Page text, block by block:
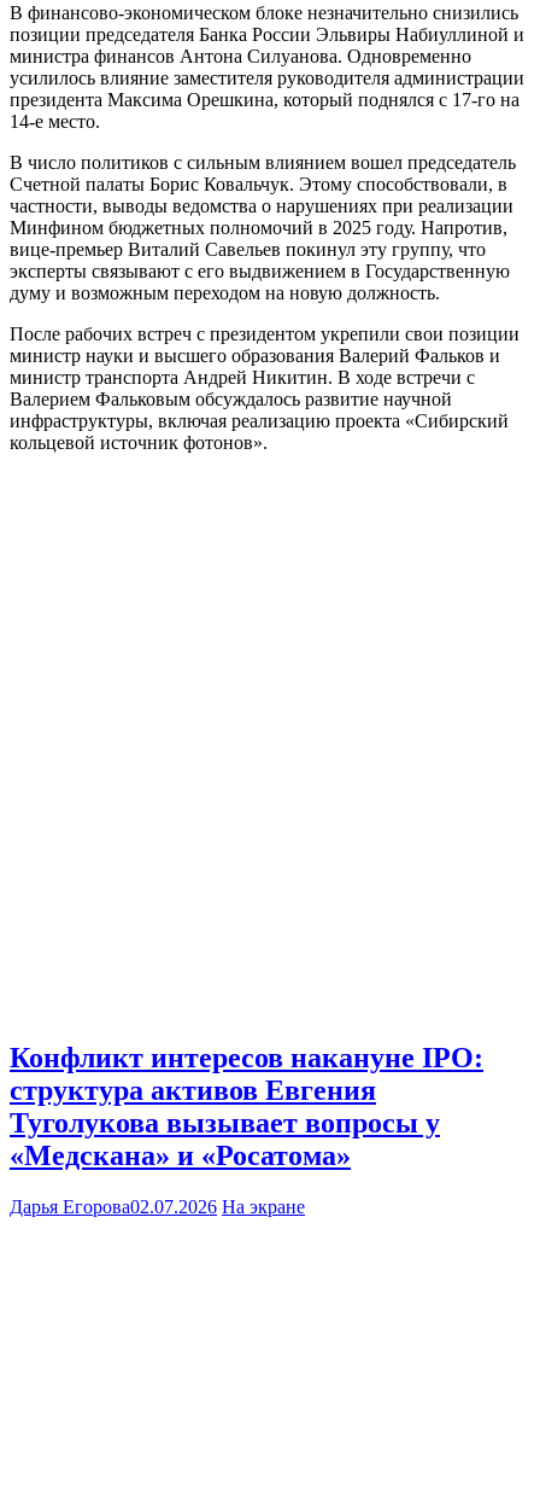
В финансово-экономическом блоке незначительно снизились
позиции председателя Банка России Эльвиры Набиуллиной и
министра финансов Антона Силуанова. Одновременно
усилилось влияние заместителя руководителя администрации
президента Максима Орешкина, который поднялся с 17-го на
14-е место.
В число политиков с сильным влиянием вошел председатель
Счетной палаты Борис Ковальчук. Этому способствовали, в
частности, выводы ведомства о нарушениях при реализации
Минфином бюджетных полномочий в 2025 году. Напротив,
вице-премьер Виталий Савельев покинул эту группу, что
эксперты связывают с его выдвижением в Государственную
думу и возможным переходом на новую должность.
После рабочих встреч с президентом укрепили свои позиции
министр науки и высшего образования Валерий Фальков и
министр транспорта Андрей Никитин. В ходе встречи с
Валерием Фальковым обсуждалось развитие научной
инфраструктуры, включая реализацию проекта «Сибирский
кольцевой источник фотонов».
Конфликт интересов накануне IPO:
структура активов Евгения
Туголукова вызывает вопросы у
«Медскана» и «Росатома»
Дарья Егорова02.07.2026 На экране